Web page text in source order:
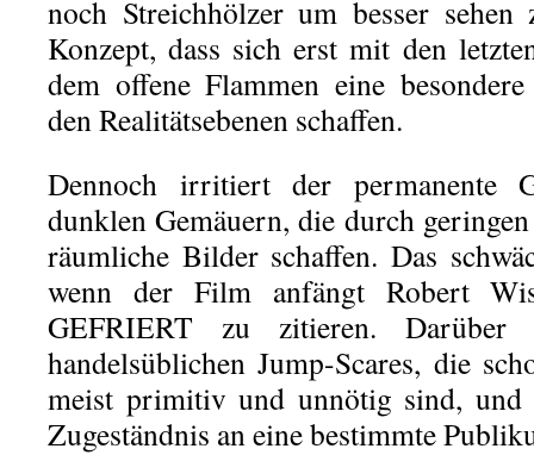
noch Streichhölzer um besser
Konzept, dass sich erst mit den
dem offene Flammen eine
den Realitätsebenen schaffen.
Dennoch irritiert der permanente
dunklen Gemäuern, die durch
räumliche Bilder schaffen. Das
wenn der Film anfängt Robert
GEFRIERT zu zitieren.
handelsüblichen Jump-Scares, die
meist primitiv und unnötig sind,
Zugeständnis an eine bestimmte